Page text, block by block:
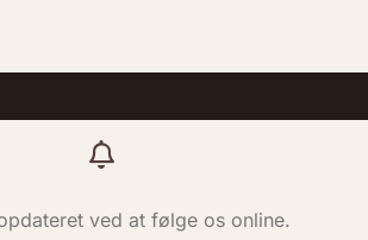
ved at følge os online.